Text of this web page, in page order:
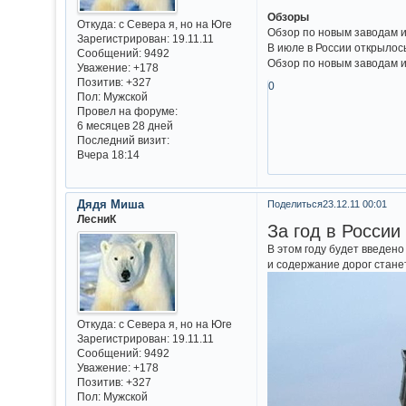
Откуда:с Севера я, но на Юге
Зарегистрирован: 19.11.11
Сообщений:9492
Уважение: +178
Позитив: +327
Пол:Мужской
Провел на форуме:
6 месяцев 28 дней
Последний визит:
Вчера 18:14
Обзоры
Обзор по новым заводам
В июле в России
Обзор по новым заводам
0
Поделиться23.12.11 00:01
Дядя Миша
ЛесниК
Откуда:с Севера я, но на Юге
Зарегистрирован: 19.11.11
Сообщений:9492
Уважение: +178
Позитив: +327
Пол:Мужской
За год в
В этом году будет
и содержание дорог